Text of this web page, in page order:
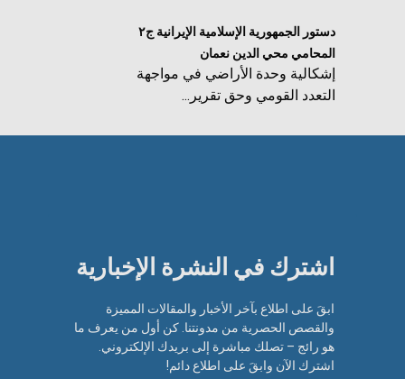
دستور الجمهورية الإسلامية الإيرانية ج٢
المحامي محي الدين نعمان
إشكالية وحدة الأراضي في مواجهة
التعدد القومي وحق تقرير...
اشترك في النشرة الإخبارية​
ابقَ على اطلاع بآخر الأخبار والمقالات المميزة
والقصص الحصرية من مدونتنا. كن أول من يعرف ما
هو رائج – تصلك مباشرة إلى بريدك الإلكتروني.
اشترك الآن وابقَ على اطلاع دائم!